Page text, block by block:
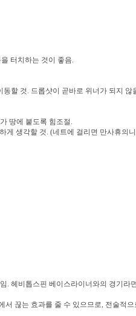
터치하는 것이 좋음.
할 것. 드롭샷이 곧바로 위너가 되지 않
땅에 붙도록 힘조절.
생각할 것. (네트에 걸리면 만사휴의
. 헤비톱스핀 베이스라이너와의 경기라
끊는 효과를 줄 수 있으므로, 전술적